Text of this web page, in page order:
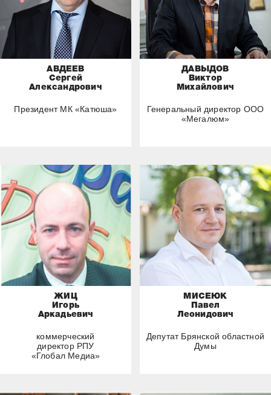
АВДЕЕВ
Сергей
Александрович
Президент МК «Катюша»
ДАВЫДОВ
Виктор
Михайлович
Генеральный директор ООО
«Мегалюм»
ЖИЦ
Игорь
Аркадьевич
коммерческий
директор РПУ
«Глобал Медиа»
МИСЕЮК
Павел
Леонидович
Депутат Брянской областной
Думы